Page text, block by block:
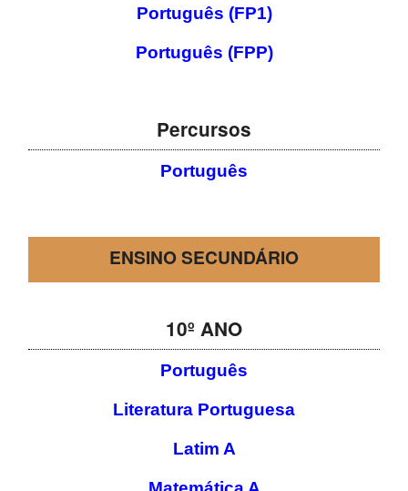
Português (FP1)
Português (FPP)
Percursos
Português
ENSINO SECUNDÁRIO
10º ANO
Português
Literatura Portuguesa
Latim A